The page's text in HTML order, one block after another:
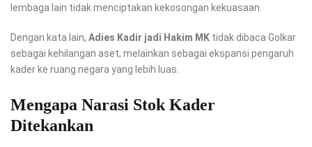
lembaga lain tidak menciptakan kekosongan kekuasaan.
Dengan kata lain, Adies Kadir jadi Hakim MK tidak dibaca Golkar
sebagai kehilangan aset, melainkan sebagai ekspansi pengaruh
kader ke ruang negara yang lebih luas.
Mengapa Narasi Stok Kader
Ditekankan